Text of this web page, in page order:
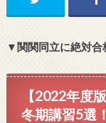
▼関関同立に絶対
【2022年度
冬期講習5選！